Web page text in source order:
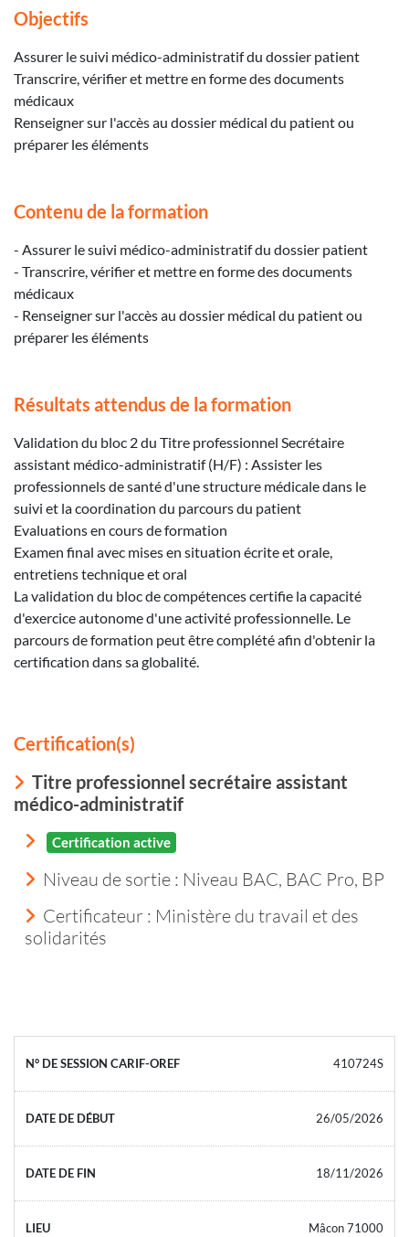
Objectifs
Assurer le suivi médico-administratif du dossier patient
Transcrire, vérifier et mettre en forme des documents
médicaux
Renseigner sur l'accès au dossier médical du patient ou
préparer les éléments
Contenu de la formation
- Assurer le suivi médico-administratif du dossier patient
- Transcrire, vérifier et mettre en forme des documents
médicaux
- Renseigner sur l'accès au dossier médical du patient ou
préparer les éléments
Résultats attendus de la formation
Validation du bloc 2 du Titre professionnel Secrétaire
assistant médico-administratif (H/F) : Assister les
professionnels de santé d'une structure médicale dans le
suivi et la coordination du parcours du patient
Evaluations en cours de formation
Examen final avec mises en situation écrite et orale,
entretiens technique et oral
La validation du bloc de compétences certifie la capacité
d'exercice autonome d'une activité professionnelle. Le
parcours de formation peut être complété afin d'obtenir la
certification dans sa globalité.
Certification(s)
Titre professionnel secrétaire assistant
médico-administratif
Certification active
Niveau de sortie : Niveau BAC, BAC Pro, BP
Certificateur : Ministère du travail et des
solidarités
410724S
26/05/2026
18/11/2026
Mâcon 71000